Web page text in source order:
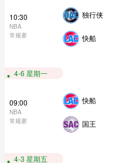
10:30
NBA
常规赛
独行侠
快船
4-6 星期一
09:00
NBA
常规赛
快船
国王
4-3 星期五